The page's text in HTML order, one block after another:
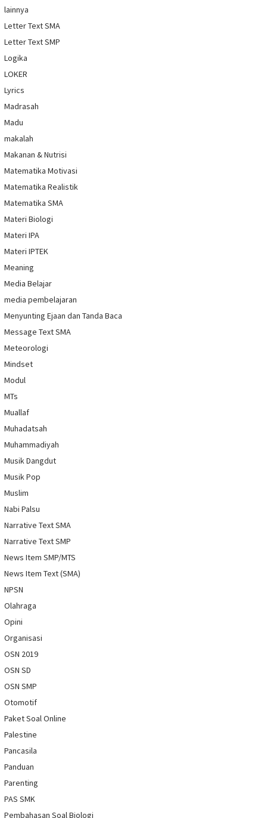
lainnya
Letter Text SMA
Letter Text SMP
Logika
LOKER
Lyrics
Madrasah
Madu
makalah
Makanan & Nutrisi
Matematika Motivasi
Matematika Realistik
Matematika SMA
Materi Biologi
Materi IPA
Materi IPTEK
Meaning
Media Belajar
media pembelajaran
Menyunting Ejaan dan Tanda Baca
Message Text SMA
Meteorologi
Mindset
Modul
MTs
Muallaf
Muhadatsah
Muhammadiyah
Musik Dangdut
Musik Pop
Muslim
Nabi Palsu
Narrative Text SMA
Narrative Text SMP
News Item SMP/MTS
News Item Text (SMA)
NPSN
Olahraga
Opini
Organisasi
OSN 2019
OSN SD
OSN SMP
Otomotif
Paket Soal Online
Palestine
Pancasila
Panduan
Parenting
PAS SMK
Pembahasan Soal Biologi